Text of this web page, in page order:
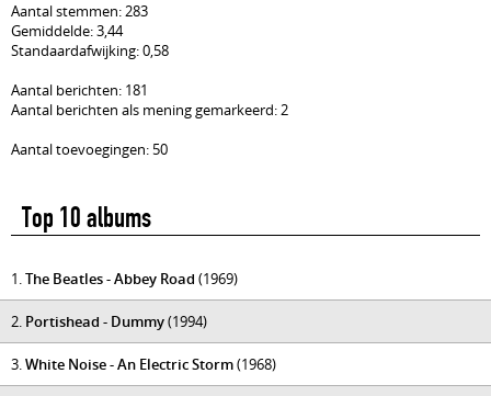
Aantal stemmen: 283
Gemiddelde: 3,44
Standaardafwijking: 0,58
Aantal berichten: 181
Aantal berichten als mening gemarkeerd: 2
Aantal toevoegingen: 50
Top 10 albums
1.The Beatles - Abbey Road (1969)
2. Portishead - Dummy(1994)
3.White Noise - An Electric Storm(1968)